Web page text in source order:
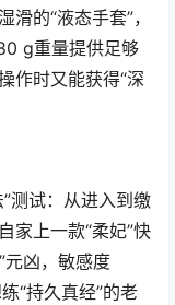
的“液态手套”，
g重量提供足够
作时又能获得“深
测试：从进入到缴
家上一款“柔妃”快
元凶，敏感度
“持久真经”的老